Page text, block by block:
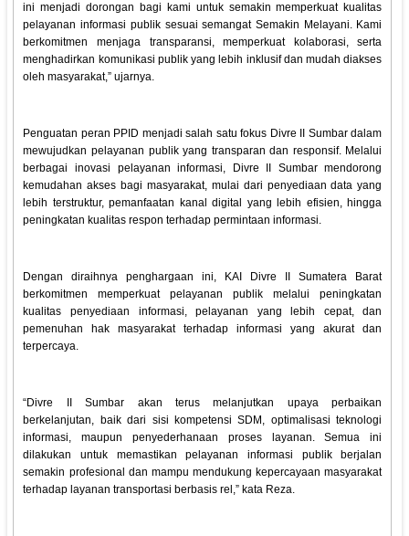
ini menjadi dorongan bagi kami untuk semakin memperkuat kualitas
pelayanan informasi publik sesuai semangat Semakin Melayani. Kami
berkomitmen menjaga transparansi, memperkuat kolaborasi, serta
menghadirkan komunikasi publik yang lebih inklusif dan mudah diakses
oleh masyarakat,” ujarnya.
Penguatan peran PPID menjadi salah satu fokus Divre II Sumbar dalam
mewujudkan pelayanan publik yang transparan dan responsif. Melalui
berbagai inovasi pelayanan informasi, Divre II Sumbar mendorong
kemudahan akses bagi masyarakat, mulai dari penyediaan data yang
lebih terstruktur, pemanfaatan kanal digital yang lebih efisien, hingga
peningkatan kualitas respon terhadap permintaan informasi.
Dengan diraihnya penghargaan ini, KAI Divre II Sumatera Barat
berkomitmen memperkuat pelayanan publik melalui peningkatan
kualitas penyediaan informasi, pelayanan yang lebih cepat, dan
pemenuhan hak masyarakat terhadap informasi yang akurat dan
terpercaya.
“Divre II Sumbar akan terus melanjutkan upaya perbaikan
berkelanjutan, baik dari sisi kompetensi SDM, optimalisasi teknologi
informasi, maupun penyederhanaan proses layanan. Semua ini
dilakukan untuk memastikan pelayanan informasi publik berjalan
semakin profesional dan mampu mendukung kepercayaan masyarakat
terhadap layanan transportasi berbasis rel,” kata Reza.